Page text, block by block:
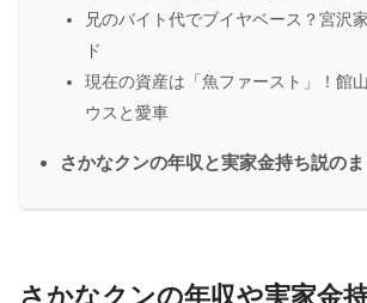
兄のバイト代でブイヤベース？宮沢
ド
現在の資産は「魚ファースト」！館
ウスと愛車
さかなクンの年収と実家金持ち説の
さかなクンの年収や実家金